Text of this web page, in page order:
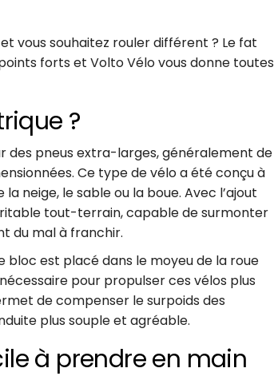
vous souhaitez rouler différent ? Le fat
forts et Volto Vélo vous donne toutes
?
des pneus extra-larges, généralement de
Ce type de vélo a été conçu à
neige, le sable ou la boue. Avec l’ajout
tout-terrain, capable de surmonter
du mal à franchir.
bloc est placé dans le moyeu de la roue
pour propulser ces vélos plus
de compenser le surpoids des
plus souple et agréable.
à prendre en main